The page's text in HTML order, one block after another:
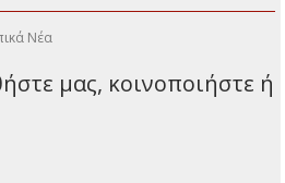
Νέα
μας, κοινοποιήστε ή